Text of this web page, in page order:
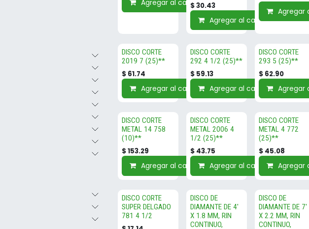
Agregar al carrito
$30.43
Agregar al carrito
Agregar
DISCO CORTE
2019 7 (25)**
$ 61.74
Agregar al carrito
DISCO CORTE
292 4 1/2 (25)**
$ 59.13
Agregar al carrito
DISCO CORTE
293 5 (25)**
$ 62.90
Agregar
DISCO CORTE
METAL 14 758
(10)**
$153.29
Agregar al carrito
DISCO CORTE
METAL 2006 4
1/2 (25)**
$ 43.75
Agregar al carrito
DISCO CORTE
METAL 4 772
(25)**
$ 45.08
Agregar
DISCO CORTE
SUPER DELGADO
781 4 1/2
DISCO DE
DIAMANTE DE 4'
X 1.8 MM, RIN
CONTINUO,
DISCO DE
DIAMANTE DE 7'
X 2.2 MM, RIN
CONTINUO,